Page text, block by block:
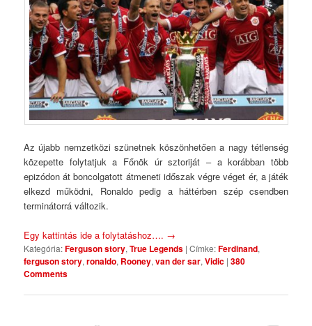
Az újabb nemzetközi szünetnek köszönhetően a nagy tétlenség
közepette folytatjuk a Főnök úr sztoriját – a korábban több
epizódon át boncolgatott átmeneti időszak végre véget ér, a játék
elkezd működni, Ronaldo pedig a háttérben szép csendben
terminátorrá változik.
Egy kattintás ide a folytatáshoz…. →
Kategória:Ferguson story,True Legends |Címke:Ferdinand,
ferguson story,ronaldo, Rooney,van der sar,Vidic |380
Comments